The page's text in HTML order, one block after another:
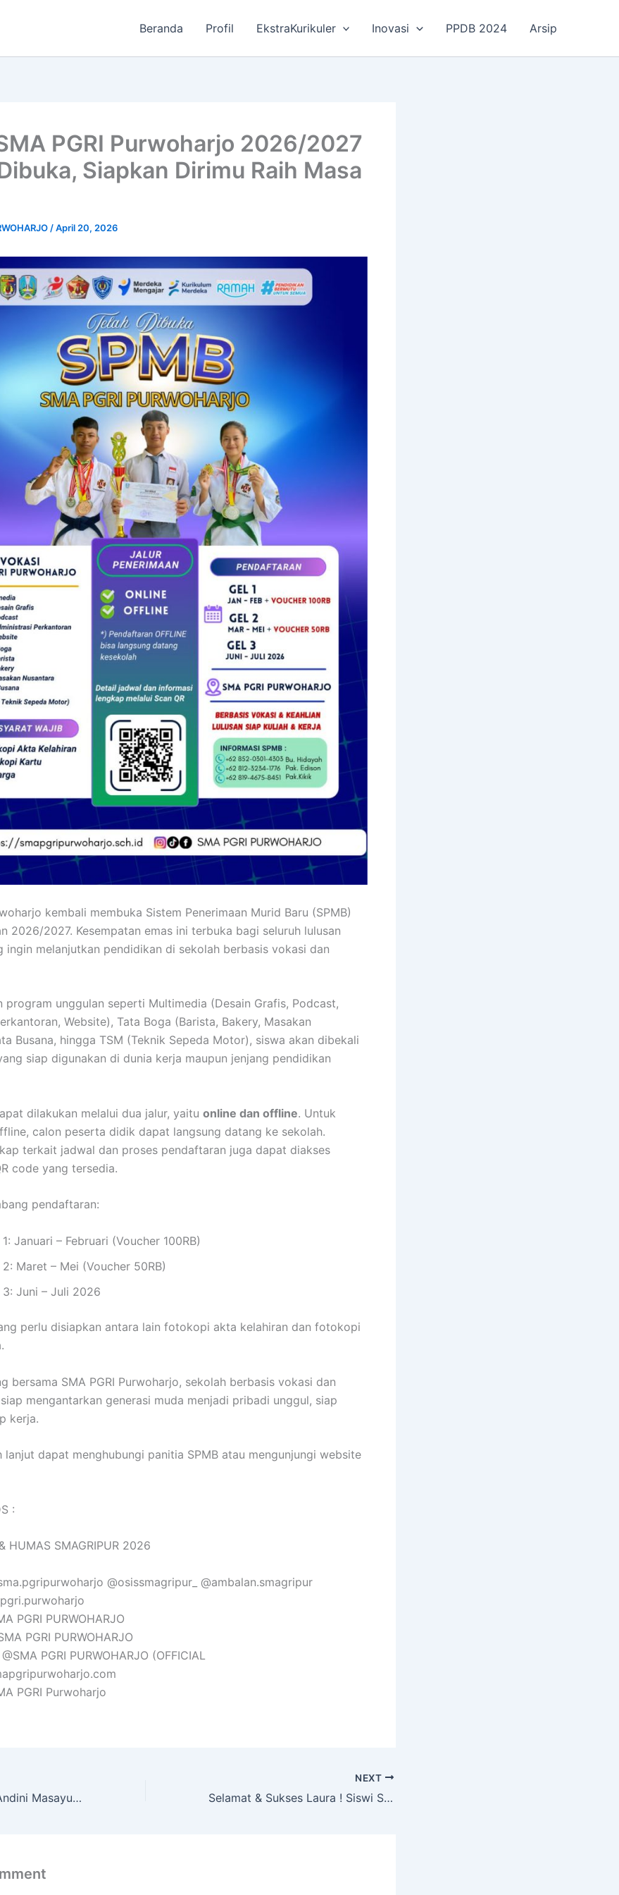
Beranda Profil EkstraKurikuler Inovasi PPDB 2024 Arsip
PGRI Purwoharjo 2026/2027
Siapkan Dirimu Raih Masa
/April 20, 2026
kembali membuka Sistem Penerimaan Murid Baru (SPMB)
2026/2027. Kesempatan emas ini terbuka bagi seluruh lulusan
ingin melanjutkan pendidikan di sekolah berbasis vokasi dan
program unggulan seperti Multimedia (Desain Grafis, Podcast,
Website), Tata Boga (Barista, Bakery, Masakan
Busana, hingga TSM (Teknik Sepeda Motor), siswa akan dibekali
siap digunakan di dunia kerja maupun jenjang pendidikan
dilakukan melalui dua jalur, yaitu online dan offline. Untuk
calon peserta didik dapat langsung datang ke sekolah.
terkait jadwal dan proses pendaftaran juga dapat diakses
code yang tersedia.
pendaftaran:
Januari – Februari (Voucher 100RB)
Maret – Mei (Voucher 50RB)
3: Juni – Juli 2026
perlu disiapkan antara lain fotokopi akta kelahiran dan fotokopi
bersama SMA PGRI Purwoharjo, sekolah berbasis vokasi dan
mengantarkan generasi muda menjadi pribadi unggul, siap
kerja.
lanjut dapat menghubungi panitia SPMB atau mengunjungi website
:
HUMAS SMAGRIPUR 2026
@osissmagripur_ @ambalan.smagripur
PGRI PURWOHARJO
PGRI PURWOHARJO
PGRI PURWOHARJO (OFFICIAL
PGRI Purwoharjo
Selamat & Sukses Andini Masayu ! Siswi SMA PGRI Purwoharjo Lolos SNBP 2026
NEXT
Selamat & Sukses Laura ! Siswi SMA PGRI Purwoharjo Lolos SNBP 2026